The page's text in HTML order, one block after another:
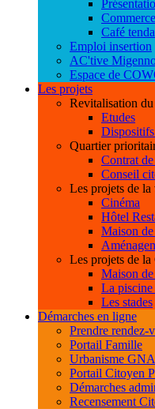
Café
Emploi insertion
AC'tive
Espace de
Les projets
Revitalisation
Etudes
Quartier
Contrat
Conseil
Les projets de
Cinéma
Hôtel
Maison
Les projets de
Maison de
La
Les stades
Démarches en ligne
Prendre rendez-
Portail Famille
Urbanisme
Portail Citoyen
Démarches
Recensement